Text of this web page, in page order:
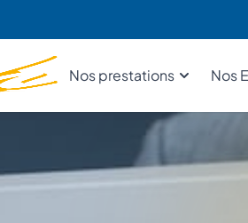
Nos prestations Nos